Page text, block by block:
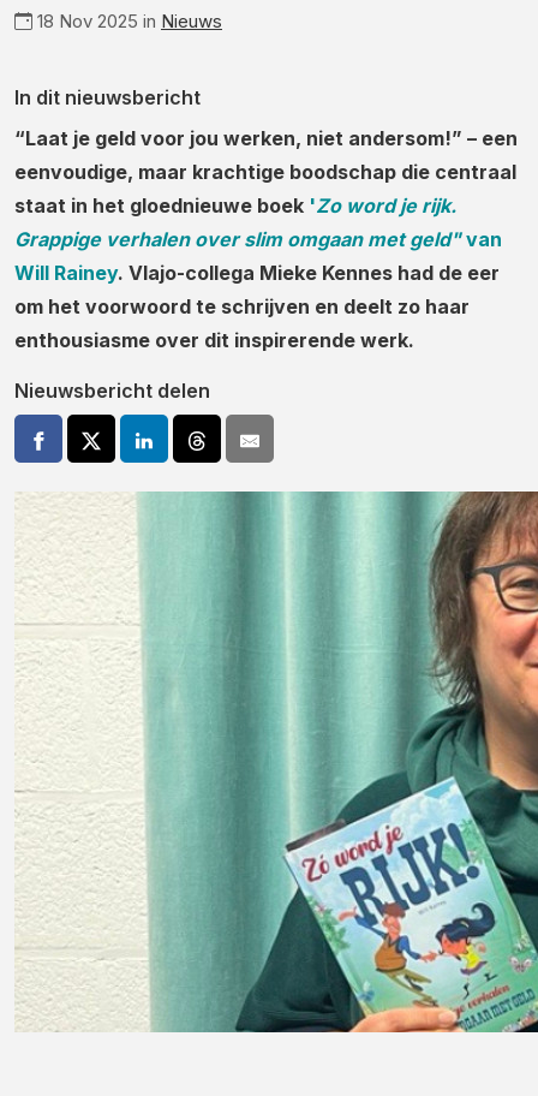
18 Nov 2025 in Nieuws
In dit nieuwsbericht
“Laat je geld voor jou werken, niet andersom!” – een
eenvoudige, maar krachtige boodschap die centraal
staat in het gloednieuwe boek 'Zo word je rijk.
Grappige verhalen over slim omgaan met geld"van
Will Rainey. Vlajo-collega Mieke Kennes had de eer
om het voorwoord te schrijven en deelt zo haar
enthousiasme over dit inspirerende werk.
Nieuwsbericht delen